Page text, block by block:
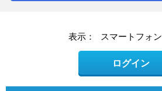
表示： スマートフォン
ログイン